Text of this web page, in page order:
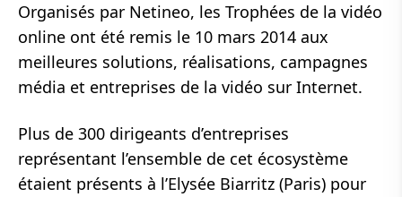
Organisés par Netineo, les Trophées de la vidéo
online ont été remis le 10 mars 2014 aux
meilleures solutions, réalisations, campagnes
média et entreprises de la vidéo sur Internet.
Plus de 300 dirigeants d’entreprises
représentant l’ensemble de cet écosystème
étaient présents à l’Elysée Biarritz (Paris) pour